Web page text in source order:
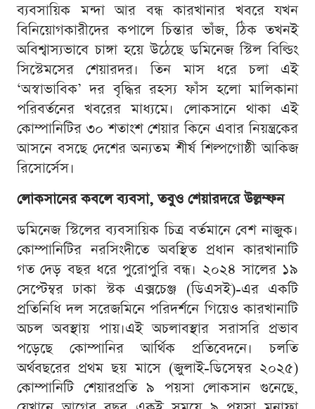
ব্যবসায়িক মন্দা আর বন্ধ কারখানার খবরে যখন
বিনিয়োগকারীদের কপালে চিন্তার ভাঁজ, ঠিক তখনই
অবিশ্বাস্যভাবে চাঙ্গা হয়ে উঠেছে ডমিনেজ স্টিল বিল্ডিং
সিস্টেমসের শেয়ারদর। তিন মাস ধরে চলা এই
‘অস্বাভাবিক’ দর বৃদ্ধির রহস্য ফাঁস হলো মালিকানা
পরিবর্তনের খবরের মাধ্যমে। লোকসানে থাকা এই
কোম্পানিটির ৩০ শতাংশ শেয়ার কিনে এবার নিয়ন্ত্রকের
আসনে বসছে দেশের অন্যতম শীর্ষ শিল্পগোষ্ঠী আকিজ
রিসোর্সেস।
লোকসানের কবলে ব্যবসা, তবুও শেয়ারদরে উল্লম্ফন
ডমিনেজ স্টিলের ব্যবসায়িক চিত্র বর্তমানে বেশ নাজুক।
কোম্পানিটির নরসিংদীতে অবস্থিত প্রধান কারখানাটি
গত দেড় বছর ধরে পুরোপুরি বন্ধ। ২০২৪ সালের ১৯
সেপ্টেম্বর ঢাকা স্টক এক্সচেঞ্জ (ডিএসই)-এর একটি
প্রতিনিধি দল সরেজমিনে পরিদর্শনে গিয়েও কারখানাটি
অচল অবস্থায় পায়।এই অচলাবস্থার সরাসরি প্রভাব
পড়েছে কোম্পানির আর্থিক প্রতিবেদনে। চলতি
অর্থবছরের প্রথম ছয় মাসে (জুলাই-ডিসেম্বর ২০২৫)
কোম্পানিটি শেয়ারপ্রতি ৯ পয়সা লোকসান গুনেছে,